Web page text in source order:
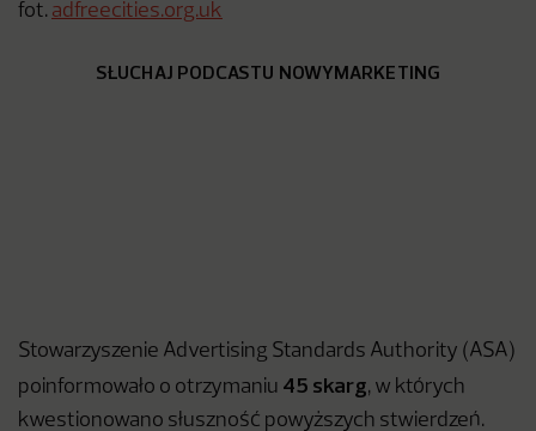
fot. adfreecities.org.uk
SŁUCHAJ PODCASTU NOWYMARKETING
Stowarzyszenie Advertising Standards Authority (ASA)
poinformowało o otrzymaniu 45 skarg, w których
kwestionowano słuszność powyższych stwierdzeń.